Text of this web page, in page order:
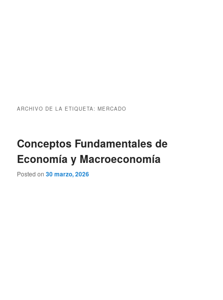
ARCHIVO DE LA ETIQUETA:MERCADO
Conceptos Fundamentales de
Economía y Macroeconomía
Posted on30 marzo, 2026